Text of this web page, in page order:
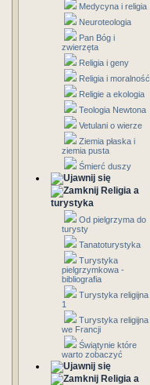
Medycyna i religia
Neuroteologia
Pan Bóg i
zwierzęta
Religia i geny
Religia i moralność
Religie a ekologia
Teologia Newtona
Vetulani o wierze
Ziemia płaska i
ziemia pusta
Śmierć duszy
Religia a
turystyka
Od pielgrzyma do
turysty
Tanatoturystyka
Turystyka
pielgrzymkowa -
bibliografia
Turystyka religijna
1
Turystyka religijna
we Francji
Świątynie które
warto zobaczyć
Religia a